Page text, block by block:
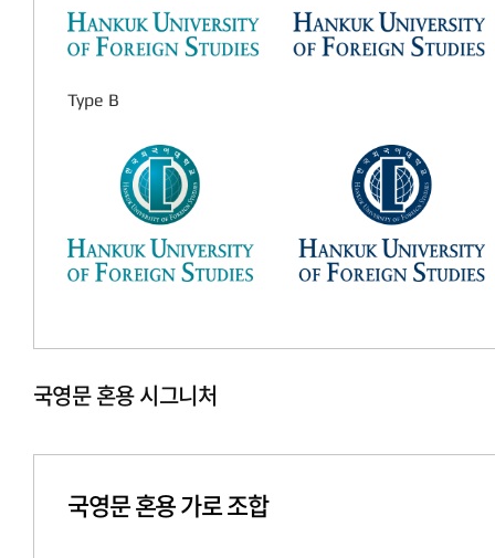
Type B
국영문 혼용 시그니처
국영문 혼용 가로 조합